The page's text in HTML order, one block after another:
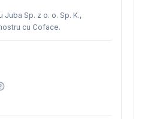
Sp. z o. o. Sp. K.,
cu Coface.